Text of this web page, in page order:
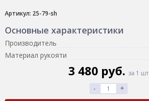
Артикул: 25-79-sh
Основные характеристики
Производитель
Материал рукояти
3 480 руб. за 1 шт
- +